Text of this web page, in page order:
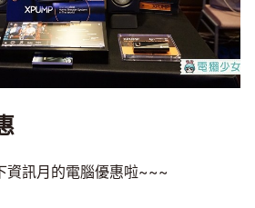
資訊月的電腦優惠啦~~~